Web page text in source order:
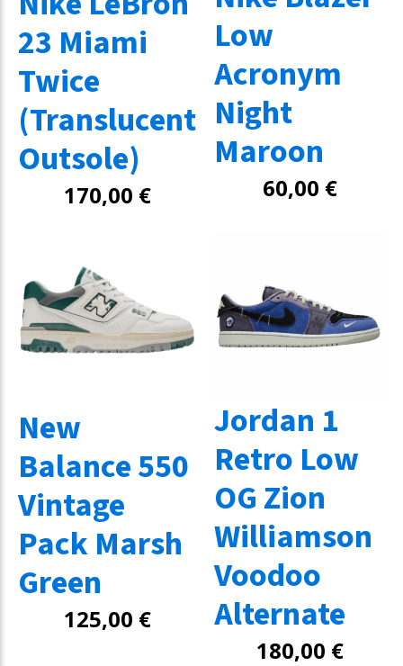
23 Miami
Twice
(Translucent
Outsole)
170,00 €
Low
Acronym
Night
Maroon
60,00 €
New
Balance 550
Vintage
Pack Marsh
Green
125,00 €
Jordan 1
Retro Low
OG Zion
Williamson
Voodoo
Alternate
180,00 €